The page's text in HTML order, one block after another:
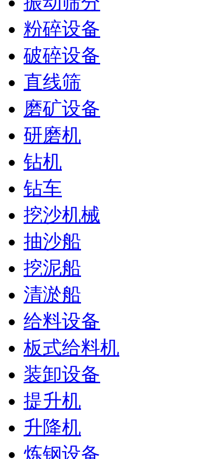
粉碎设备
破碎设备
直线筛
磨矿设备
研磨机
钻机
钻车
挖沙机械
抽沙船
挖泥船
清淤船
给料设备
板式给料机
装卸设备
提升机
升降机
炼钢设备